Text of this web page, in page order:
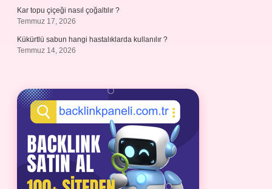
Kar topu çiçeği nasıl çoğaltılır ?
Temmuz 17, 2026
Kükürtlü sabun hangi hastalıklarda kullanılır ?
Temmuz 14, 2026